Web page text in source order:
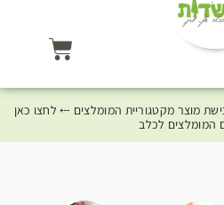
מוצר מקטגוריית המומלצים ⤎ לחצו כאן
המומלצים לכלב